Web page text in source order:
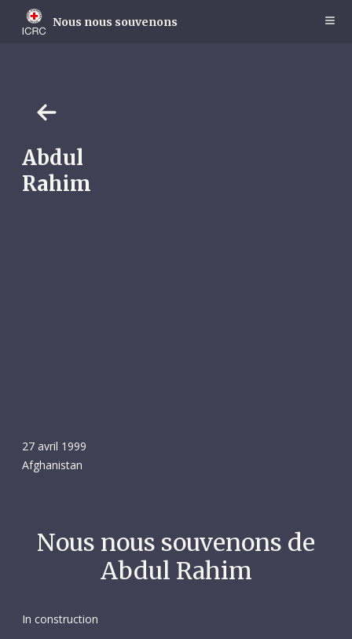
main
Nous nous souvenons
Abdul
Rahim
27 avril 1999
Afghanistan
Nous nous souvenons de
Abdul Rahim
In construction